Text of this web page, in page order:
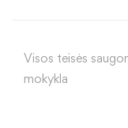
Visos teisės
mokykla